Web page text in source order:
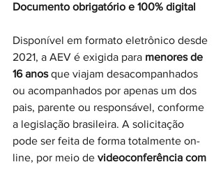
Documento obrigatório e 100% digital
Disponível em formato eletrônico desde
2021, a AEV é exigida para menores de
16 anos que viajam desacompanhados
ou acompanhados por apenas um dos
pais, parente ou responsável, conforme
a legislação brasileira. A solicitação
pode ser feita de forma totalmente on-
line, por meio de videoconferência com